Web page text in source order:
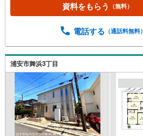
資料をもらう （無料）
電話する （通話料無料）
浦安市舞浜3丁目